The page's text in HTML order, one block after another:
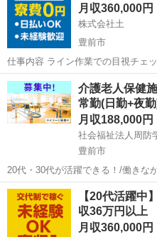
商品ラベル・シールの貼付、最...
月収360,000円
株式会社土
豊前市
仕事内容 ライン作業での目視チェック・仕上
・月収例：35万円以上（各種手当
費無料（家具家電付きワンルーム
全額...
福岡 豊前市 技術 未経
介護老人保健
常勤(日勤+夜
月収188,000円
社会福祉法人周防
豊前市
20代・30代が活躍できる！/働きな
研修・実務者研修・介護福祉士)/30
中！ 【施設名】 社会福祉法人周防学園 介護老人保健施設ほうらい山
荘 【勤務地】 福...
福岡 豊前市 介護福祉士
【20代活躍中
収36万円以上
月収360,000円